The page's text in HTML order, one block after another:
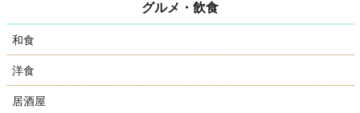
グルメ・飲食
和食
洋食
居酒屋